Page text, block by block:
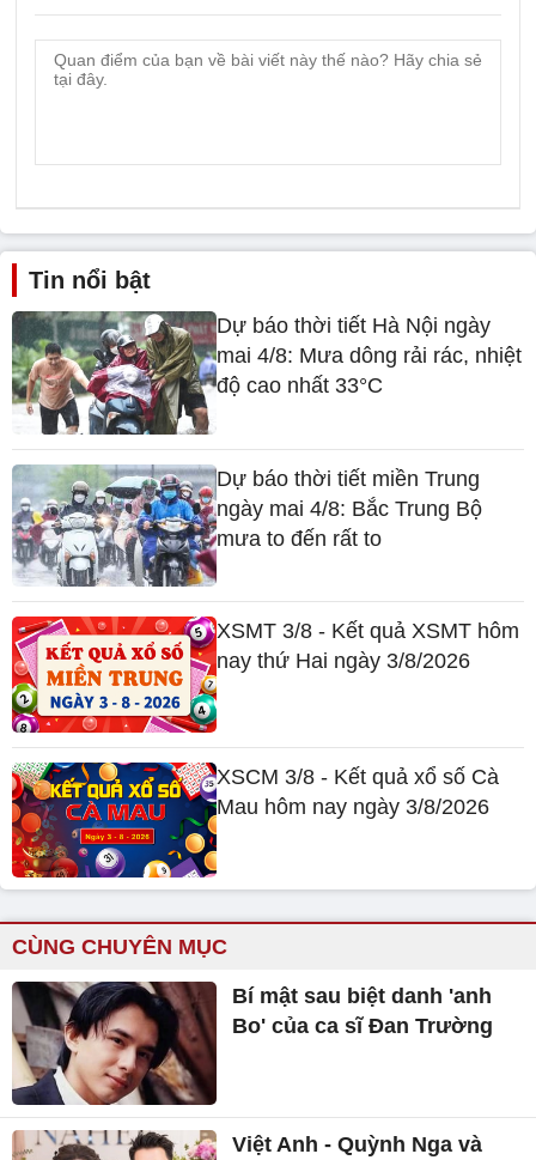
Tin nổi bật
Dự báo thời tiết Hà Nội ngày
mai 4/8: Mưa dông rải rác, nhiệt
độ cao nhất 33°C
Dự báo thời tiết miền Trung
ngày mai 4/8: Bắc Trung Bộ
mưa to đến rất to
XSMT 3/8 - Kết quả XSMT hôm
nay thứ Hai ngày 3/8/2026
XSCM 3/8 - Kết quả xổ số Cà
Mau hôm nay ngày 3/8/2026
CÙNG CHUYÊN MỤC
Bí mật sau biệt danh 'anh
Bo' của ca sĩ Đan Trường
Việt Anh - Quỳnh Nga và